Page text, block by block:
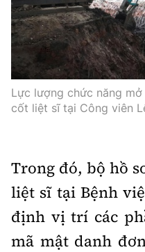
Lực lượng chức năng
cốt liệt sĩ tại Công viên
Trong đó, bộ hồ
liệt sĩ tại Bệnh
định vị trí các
mã mật danh